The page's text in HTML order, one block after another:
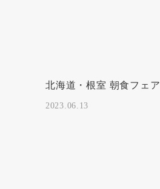
北海道・根室 朝食フェア
2023.06.13